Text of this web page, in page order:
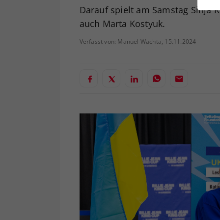
Darauf spielt am Samstag Sinja
auch Marta Kostyuk.
Verfasst von: Manuel Wachta, 15.11.2024